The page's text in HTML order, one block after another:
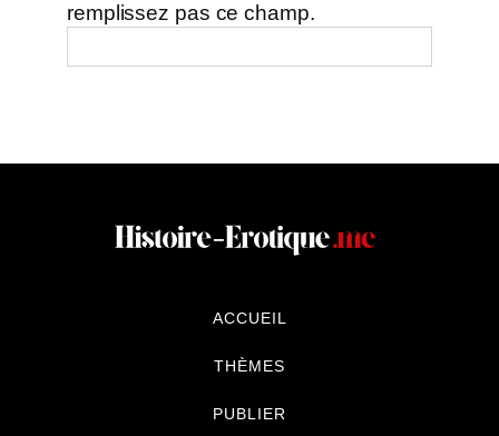
remplissez pas ce champ.
ACCUEIL
THÈMES
PUBLIER